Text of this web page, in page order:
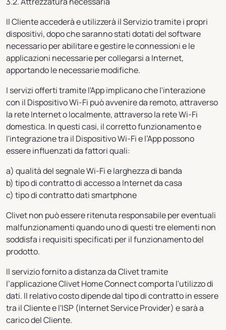
Il Cliente accederà e utilizzerà il Servizio tramite i propri
dispositivi, dopo che saranno stati dotati del software
necessario per abilitare e gestire le connessioni e le
applicazioni necessarie per collegarsi a Internet,
apportando le necessarie modifiche.
I servizi offerti tramite l'App implicano che l'interazione
con il Dispositivo Wi-Fi può avvenire da remoto, attraverso
la rete Internet o localmente, attraverso la rete Wi-Fi
domestica. In questi casi, il corretto funzionamento e
l'integrazione tra il Dispositivo Wi-Fi e l’App possono
essere influenzati da fattori quali:
a) qualità del segnale Wi-Fi e larghezza di banda
b) tipo di contratto di accesso a Internet da casa
c) tipo di contratto dati smartphone
Clivet non può essere ritenuta responsabile per eventuali
malfunzionamenti quando uno di questi tre elementi non
soddisfa i requisiti specificati per il funzionamento del
prodotto.
Il servizio fornito a distanza da Clivet tramite
l’applicazione Clivet Home Connect comporta l'utilizzo di
dati. Il relativo costo dipende dal tipo di contratto in essere
tra il Cliente e l'ISP (Internet Service Provider) e sarà a
carico del Cliente.